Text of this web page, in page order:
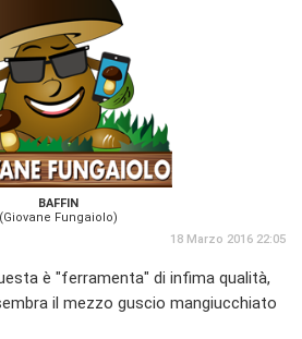
BAFFIN
(Giovane Fungaiolo)
18 Marzo 2016 22:05
è "ferramenta" di infima qualità,
il mezzo guscio mangiucchiato